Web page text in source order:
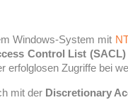
Windows-System mit
Control List (SACL)
erfolglosen Zugriffe bei
mit der Discretionary